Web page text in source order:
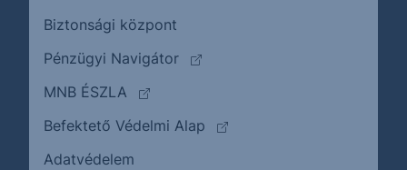
Biztonsági központ
Pénzügyi Navigátor
(külső oldalra ugrik)
MNB ÉSZLA
(külső oldalra ugrik)
Befektető Védelmi Alap
(külső oldalra ugrik)
Adatvédelem